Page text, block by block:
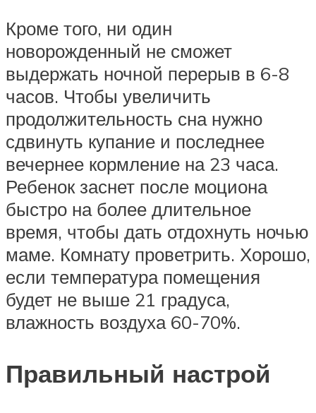
Кроме того, ни один
новорожденный не сможет
выдержать ночной перерыв в 6-8
часов. Чтобы увеличить
продолжительность сна нужно
сдвинуть купание и последнее
вечернее кормление на 23 часа.
Ребенок заснет после моциона
быстро на более длительное
время, чтобы дать отдохнуть ночью
маме. Комнату проветрить. Хорошо,
если температура помещения
будет не выше 21 градуса,
влажность воздуха 60-70%.
Правильный настрой